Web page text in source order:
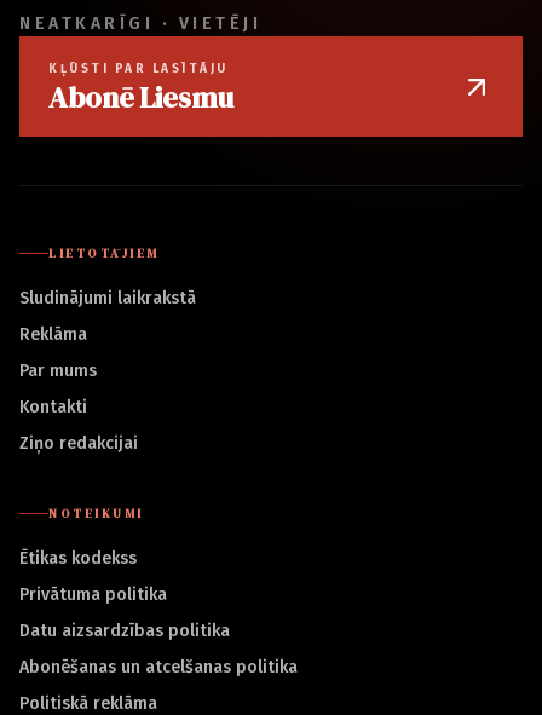
NEATKARĪGI · VIETĒJI
KĻŪSTI PAR LASĪTĀJU
Abonē Liesmu
LIETOTĀJIEM
Sludinājumi laikrakstā
Reklāma
Par mums
Kontakti
Ziņo redakcijai
NOTEIKUMI
Ētikas kodekss
Privātuma politika
Datu aizsardzības politika
Abonēšanas un atcelšanas politika
Politiskā reklāma